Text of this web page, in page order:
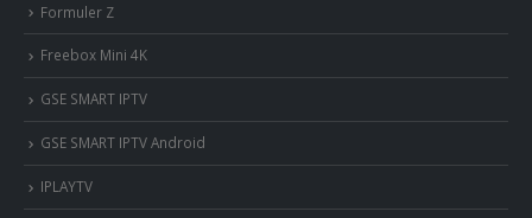
Formuler Z
Freebox Mini 4K
‎GSE SMART IPTV
GSE SMART IPTV Android
IPLAYTV